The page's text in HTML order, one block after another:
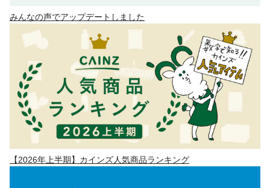
みんなの声でアップデートしました
【2026年上半期】カインズ人気商品ランキング